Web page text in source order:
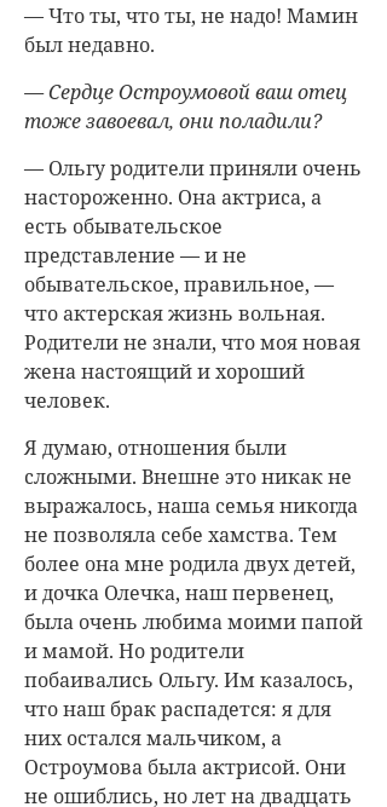
— Что ты, что ты, не надо! Мамин
был недавно.
— Сердце Остроумовой ваш отец
тоже завоевал, они поладили?
— Ольгу родители приняли очень
настороженно. Она актриса, а
есть обывательское
представление — и не
обывательское, правильное, —
что актерская жизнь вольная.
Родители не знали, что моя новая
жена настоящий и хороший
человек.
Я думаю, отношения были
сложными. Внешне это никак не
выражалось, наша семья никогда
не позволяла себе хамства. Тем
более она мне родила двух детей,
и дочка Олечка, наш первенец,
была очень любима моими папой
и мамой. Но родители
побаивались Ольгу. Им казалось,
что наш брак распадется: я для
них остался мальчиком, а
Остроумова была актрисой. Они
не ошиблись, но лет на двадцать